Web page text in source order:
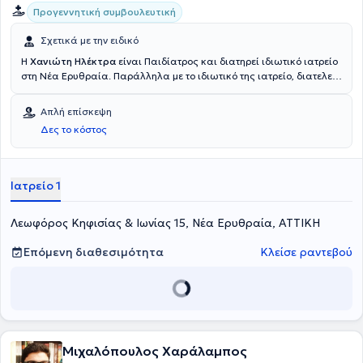
Προγεννητική συμβουλευτική
Σχετικά με την ειδικό
Η Χανιώτη Ηλέκτρα είναι Παιδίατρος και διατηρεί ιδιωτικό ιατρείο
στη Νέα Ερυθραία. Παράλληλα με το ιδιωτικό της ιατρείο, διατελεί
και έχει διατελέσει Επιμελήτρια Β' Παιδιατρικής Κλινικής στο
Παιδιατρικό Κέντρο Αθηνών και υπεύθυνη ελεγκτής Παιδίατρος στο
ΙΑΣΩ Παίδων.
Απλή επίσκεψη
Δες το κόστος
Ιατρείο 1
Λεωφόρος Κηφισίας & Ιωνίας 15, Νέα Ερυθραία, ΑΤΤΙΚΗ
Επόμενη διαθεσιμότητα
Κλείσε ραντεβού
Μιχαλόπουλος Χαράλαμπος